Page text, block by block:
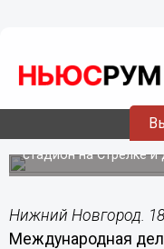
18.09.201720:05
готовность
Представители
стадион на Стрелке
Нижний Новгород.
Международная